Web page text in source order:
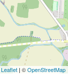
Leaflet | ©OpenStreetMap